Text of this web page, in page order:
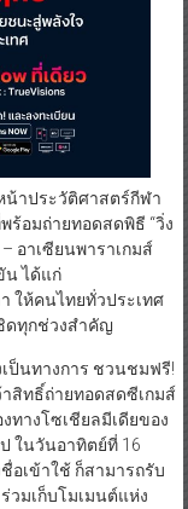
น้าประวัติศาสตร์กีฬา
ร้อมถ่ายทอดสดพิธี “วิ่ง
อาเซียนพาราเกมส์
น ได้แก่
ให้คนไทยทั่วประเทศ
ดทุกช่วงสำคัญ
นทางการ ชวนชมฟรี!
สิทธิ์ถ่ายทอดสดซีเกมส์
ทางโซเชียลมีเดียของ
ในวันอาทิตย์ที่ 16
อเข้าใช้ ก็สามารถรับ
วมเก็บโมเมนต์แห่ง